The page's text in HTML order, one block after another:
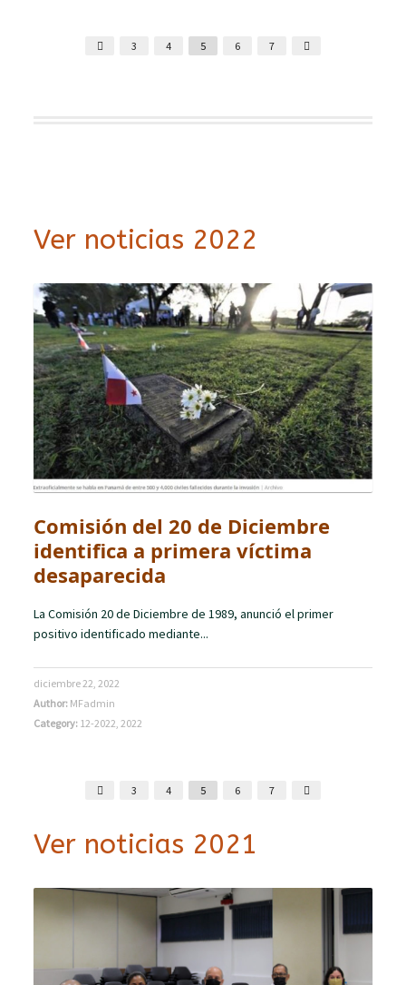
3 4 5 6 7
Ver noticias 2022
Comisión del 20 de Diciembre
identifica a primera víctima
desaparecida
La Comisión 20 de Diciembre de 1989, anunció el primer
positivo identificado mediante...
diciembre 22, 2022
Author: MFadmin
Category: 12-2022 ,2022
3 4 5 6 7
Ver noticias 2021